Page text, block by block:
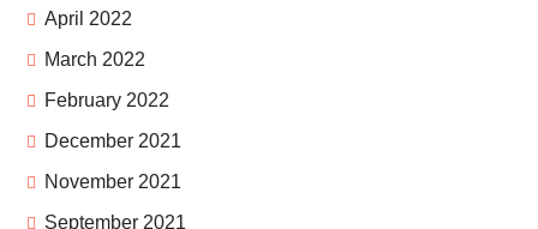
April 2022
March 2022
February 2022
December 2021
November 2021
September 2021